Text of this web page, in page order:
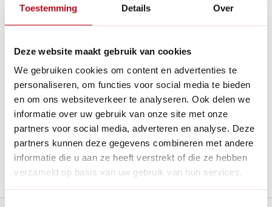
Toestemming Details Over
Deze website maakt gebruik van cookies
We gebruiken cookies om content en advertenties te
personaliseren, om functies voor social media te bieden
en om ons websiteverkeer te analyseren. Ook delen we
informatie over uw gebruik van onze site met onze
partners voor social media, adverteren en analyse. Deze
partners kunnen deze gegevens combineren met andere
informatie die u aan ze heeft verstrekt of die ze hebben
verzameld op basis van uw gebruik van hun services.
Gratis verzending
De Fazeley Flow tuitgieter van Haws is een elegante en
en gemaakt van koper.
Betaal achteraf met Riverty.
Gratis verzenden vanaf € 60 in België en Nederland.*
14 dagen bedenktijd
Al28 jaarde tuinspecialist voor tuinliefhebbers
Nieuw:Haal je bestelling in Wilnis bij ons op!
Stel een vraag over dit product